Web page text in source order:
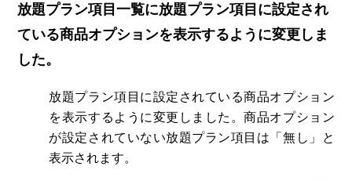
放題プラン項目一覧に放題プラン項目に設定され
ている商品オプションを表示するように変更しま
した。
放題プラン項目に設定されている商品オプション
を表示するように変更しました。商品オプション
が設定されていない放題プラン項目は「無し」と
表示されます。